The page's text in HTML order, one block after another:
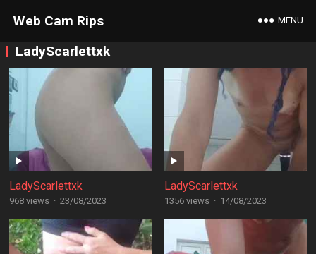
Web Cam Rips MENU
LadyScarlettxk
LadyScarlettxk
968 views · 23/08/2023
LadyScarlettxk
1356 views · 14/08/2023